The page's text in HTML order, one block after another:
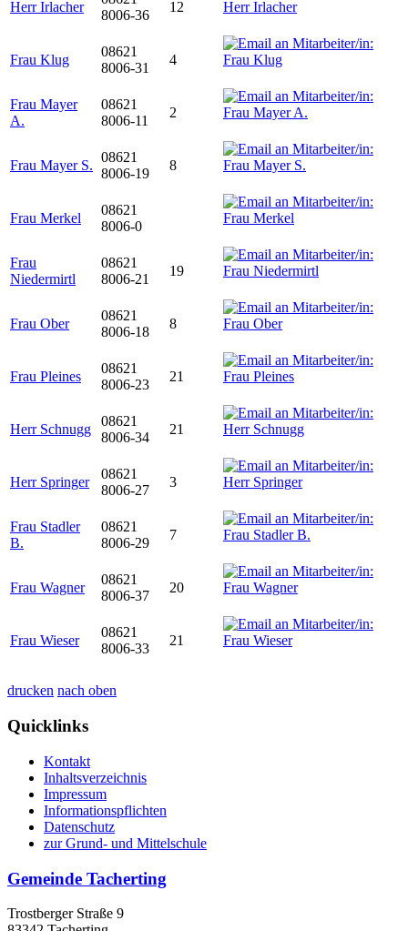
Herr Irlacher
8006-36
12
Frau Klug
08621
8006-31
4
Frau Mayer
A.
08621
8006-11
2
Frau Mayer S.
08621
8006-19
8
Frau Merkel
08621
8006-0
Frau
Niedermirtl
08621
8006-21
19
Frau Ober
08621
8006-18
8
Frau Pleines
08621
8006-23
21
Herr Schnugg
08621
8006-34
21
Herr Springer
08621
8006-27
3
Frau Stadler
B.
08621
8006-29
7
Frau Wagner
08621
8006-37
20
Frau Wieser
08621
8006-33
21
drucken nach oben
Quicklinks
Kontakt
Inhaltsverzeichnis
Impressum
Informationspflichten
Datenschutz
zur Grund- und Mittelschule
Gemeinde Tacherting
Trostberger Straße 9